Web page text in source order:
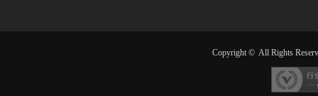
Copyright © All Rights